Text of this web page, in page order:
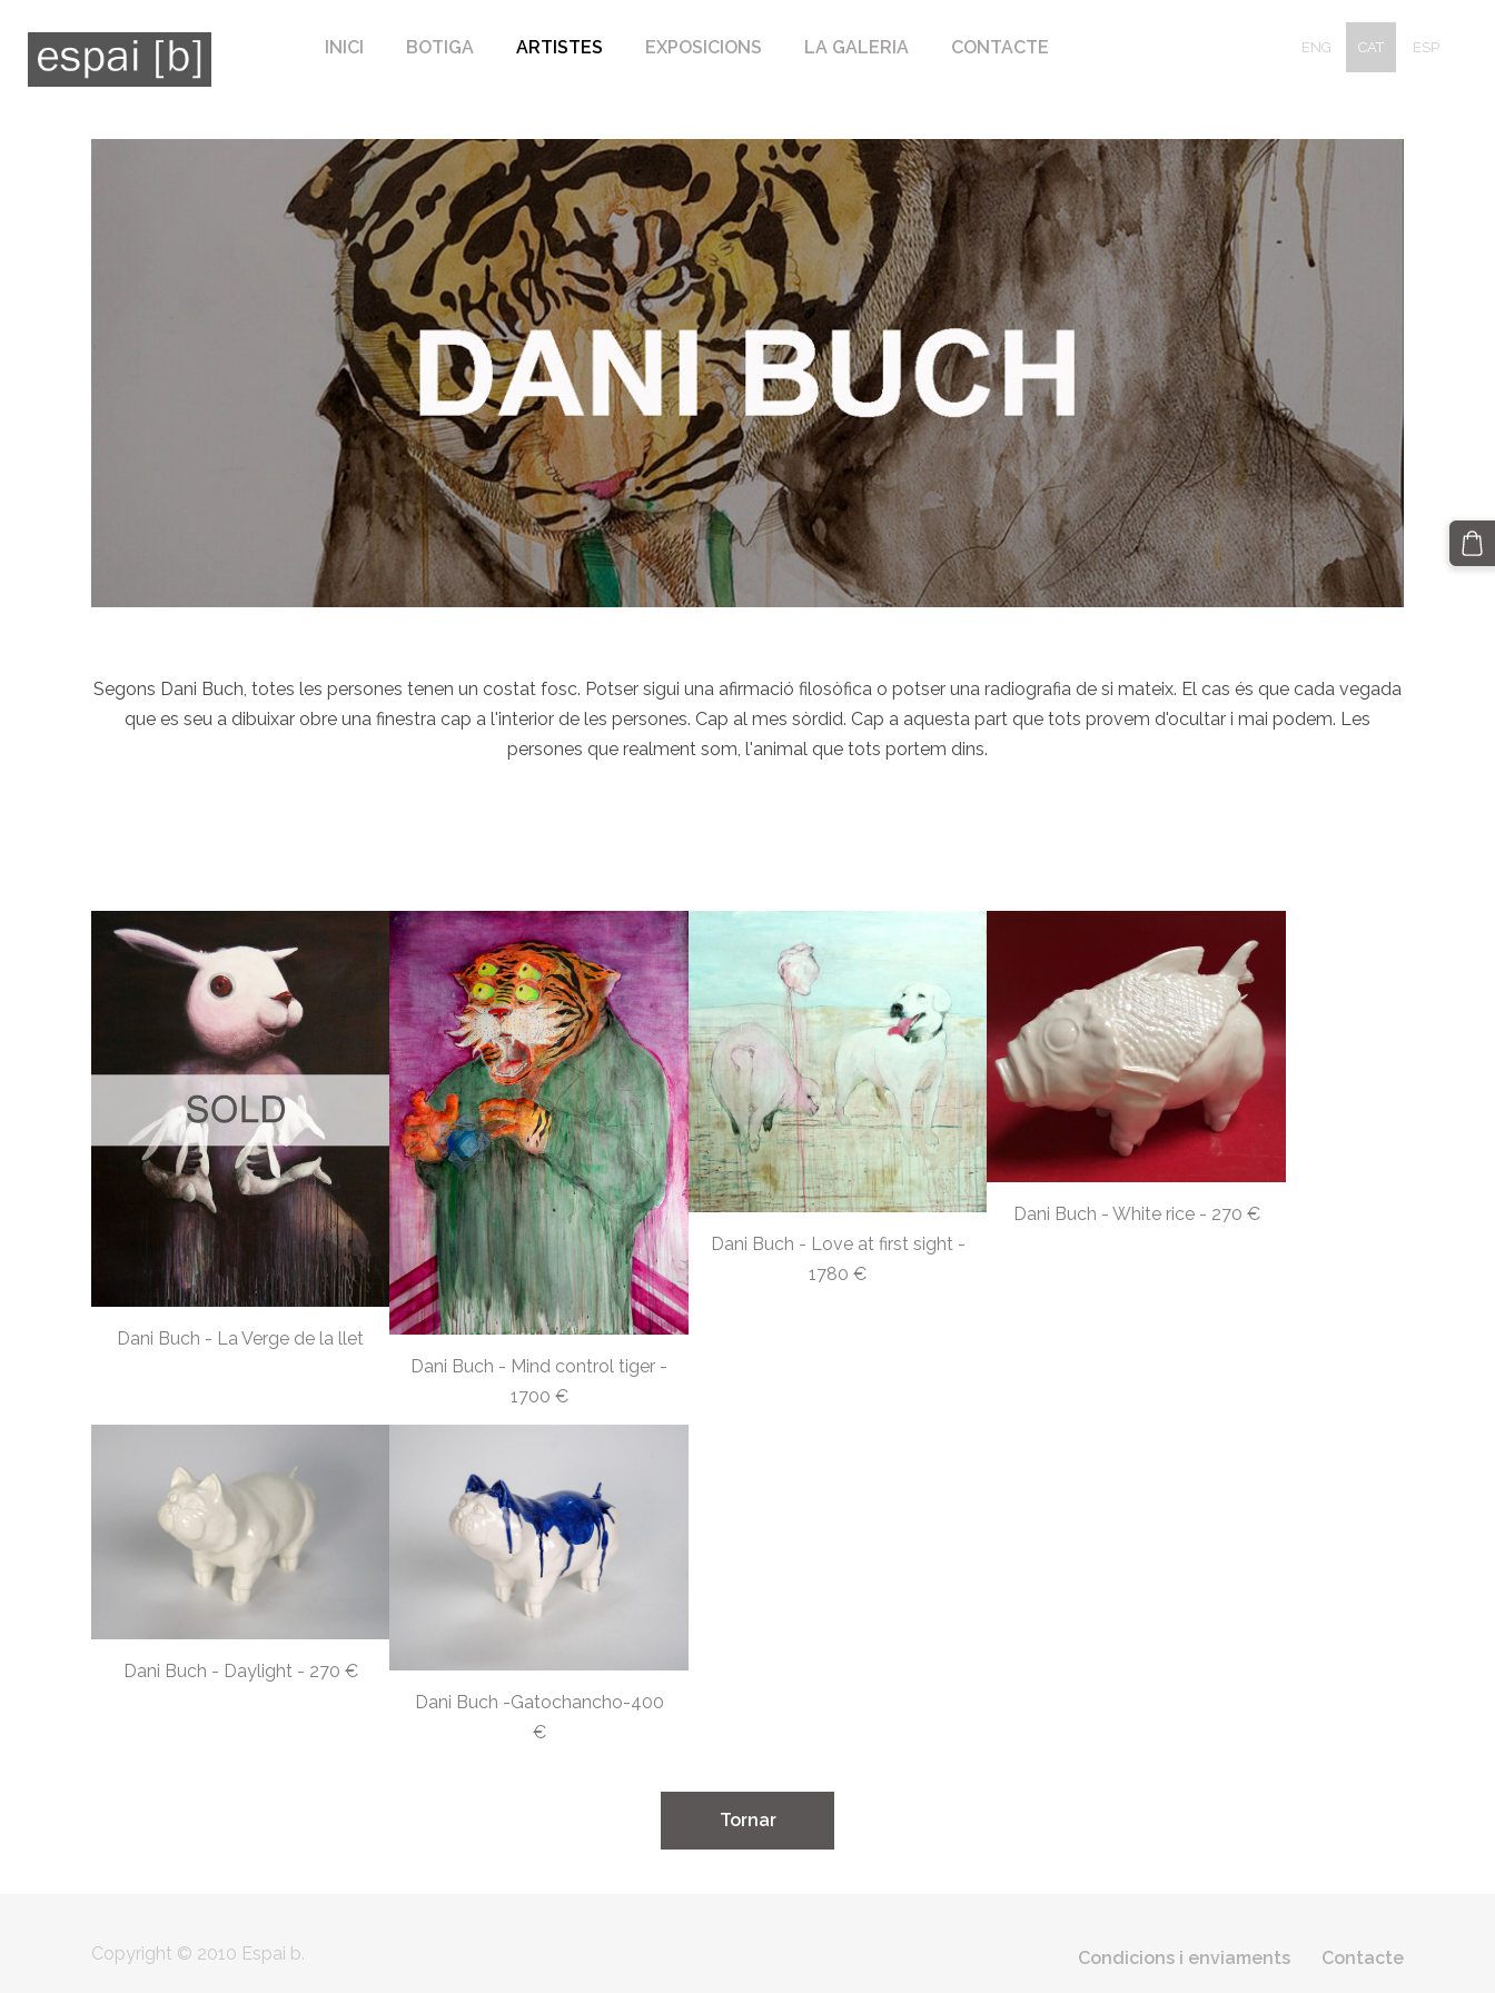
INICI BOTIGA ARTISTES EXPOSICIONS LA GALERIA CONTACTE ENG CAT ESP
Segons Dani Buch, totes les persones tenen un costat fosc. Potser sigui una afirmació filosòfica o potser una radiografia de si mateix. El cas és que cada vegada
que es seu a dibuixar obre una finestra cap a l'interior de les persones. Cap al mes sòrdid. Cap a aquesta part que tots provem d'ocultar i mai podem. Les
persones que realment som, l'animal que tots portem dins.
Dani Buch - La Verge de la llet
Dani Buch - Mind control tiger -
1700 €
Dani Buch - Love at first sight -
1780 €
Dani Buch - White rice - 270 €
Dani Buch - Daylight - 270 €
Dani Buch -Gatochancho-400
€
​Tornar​
Condicions i enviaments Contacte
Copyright © 2010 Espai b.